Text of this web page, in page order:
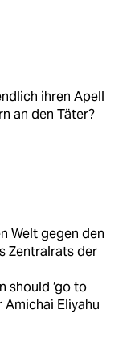
ihren Apell
an den Täter?
Welt gegen den
Zentralrats der
should ‘go to
Amichai Eliyahu